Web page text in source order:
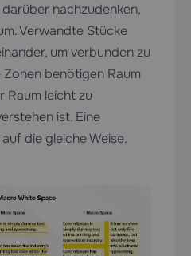
nachzudenken,
Verwandte Stücke
um verbunden zu
benötigen Raum
Raum leicht zu
ist. Eine
die gleiche Weise.